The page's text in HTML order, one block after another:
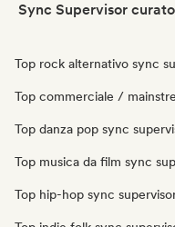
Sync Supervisor
Top rock alternativo sync
Top commerciale /
Top danza pop sync
Top musica da film sync
Top hip-hop sync